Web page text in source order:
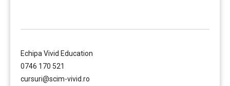
Echipa Vivid Education
0746 170 521
cursuri@scim-vivid.ro